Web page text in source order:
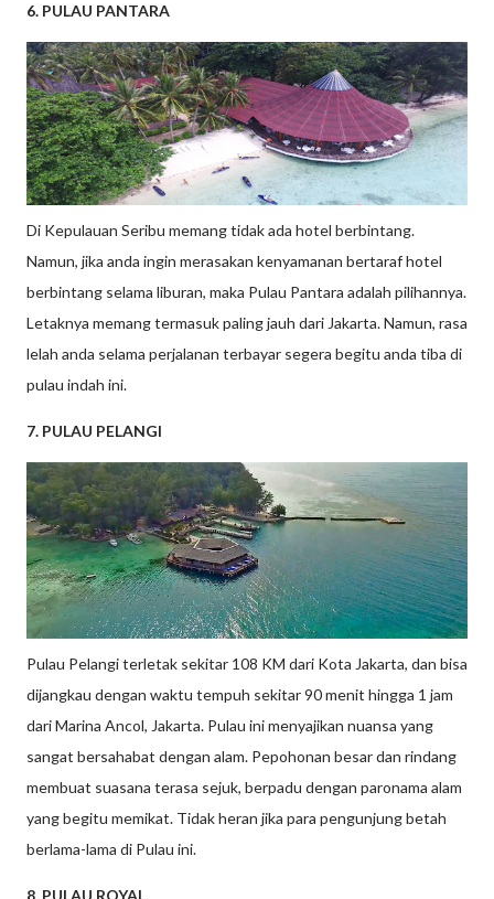
6. PULAU PANTARA
Di Kepulauan Seribu memang tidak ada hotel berbintang.
Namun, jika anda ingin merasakan kenyamanan bertaraf hotel
berbintang selama liburan, maka Pulau Pantara adalah pilihannya.
Letaknya memang termasuk paling jauh dari Jakarta. Namun, rasa
lelah anda selama perjalanan terbayar segera begitu anda tiba di
pulau indah ini.
7. PULAU PELANGI
Pulau Pelangi terletak sekitar 108 KM dari Kota Jakarta, dan bisa
dijangkau dengan waktu tempuh sekitar 90 menit hingga 1 jam
dari Marina Ancol, Jakarta. Pulau ini menyajikan nuansa yang
sangat bersahabat dengan alam. Pepohonan besar dan rindang
membuat suasana terasa sejuk, berpadu dengan paronama alam
yang begitu memikat. Tidak heran jika para pengunjung betah
berlama-lama di Pulau ini.